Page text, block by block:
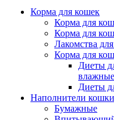
Корма для кошек
Корма для
Корма для
Лакомства
Корма для
Диеты
влажные
Диеты
Наполнители кошки
Бумажные